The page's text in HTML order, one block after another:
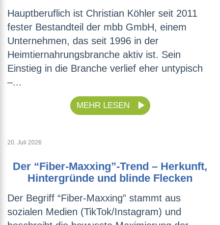
Hauptberuflich ist Christian Köhler seit 2011
fester Bestandteil der mbb GmbH, einem
Unternehmen, das seit 1996 in der
Heimtiernahrungsbranche aktiv ist. Sein
Einstieg in die Branche verlief eher untypisch
–...
MEHR LESEN
20. Juli 2026
Der “Fiber-Maxxing”-Trend – Herkunft,
Hintergründe und blinde Flecken
Der Begriff “Fiber-Maxxing” stammt aus
sozialen Medien (TikTok/Instagram) und